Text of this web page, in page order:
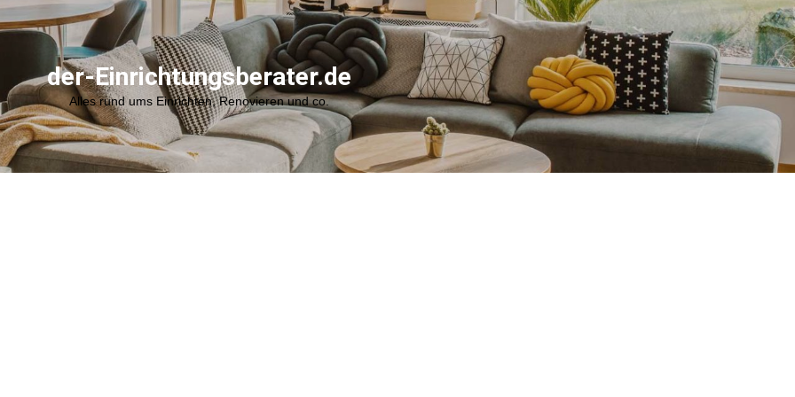
der-Einrichtungsberater.de
Alles rund ums Einrichten, Renovieren und co.